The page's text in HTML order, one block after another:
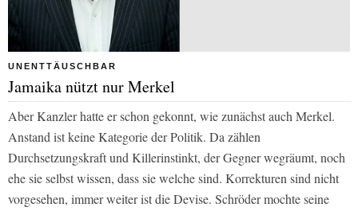
UNENTTÄUSCHBAR
Jamaika nützt nur Merkel
Aber Kanzler hatte er schon gekonnt, wie zunächst auch Merkel.
Anstand ist keine Kategorie der Politik. Da zählen
Durchsetzungskraft und Killerinstinkt, der Gegner wegräumt, noch
ehe sie selbst wissen, dass sie welche sind. Korrekturen sind nicht
vorgesehen, immer weiter ist die Devise. Schröder mochte seine